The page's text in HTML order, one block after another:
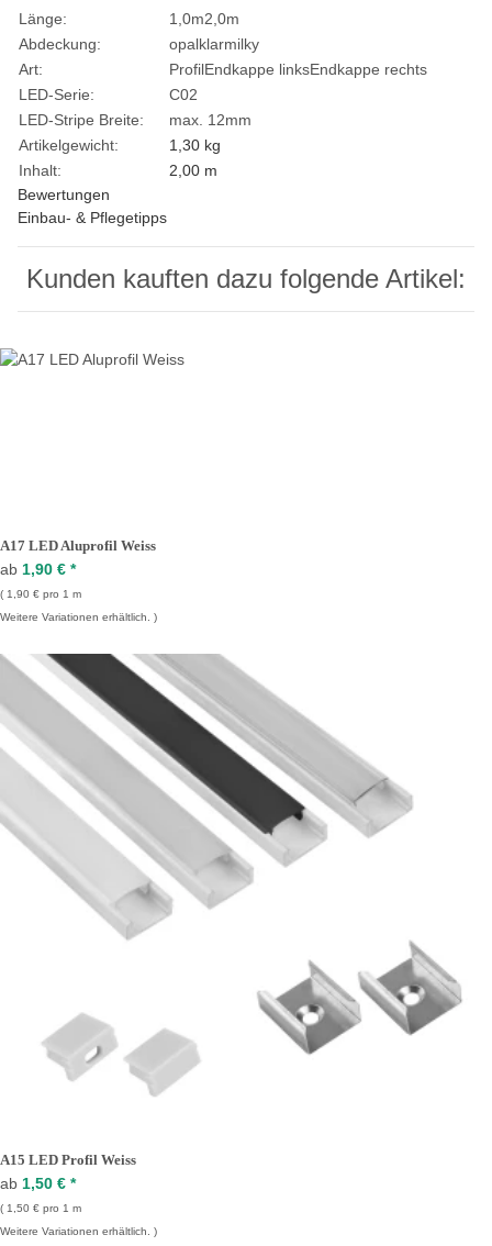
Länge:
1,0m2,0m
Abdeckung:
opalklarmilky
Art:
ProfilEndkappe linksEndkappe rechts
LED-Serie:
C02
LED-Stripe Breite:
max. 12mm
Artikelgewicht:
1,30 kg
Inhalt:
2,00 m
Bewertungen
Einbau- & Pflegetipps
Kunden kauften dazu folgende Artikel:
A17 LED Aluprofil Weiss
ab 1,90 € *
1,90 € pro 1 m
Weitere Variationen erhältlich.
A15 LED Profil Weiss
ab 1,50 € *
1,50 € pro 1 m
Weitere Variationen erhältlich.